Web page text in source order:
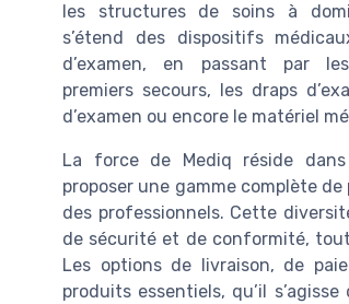
les structures de soins à
s’étend des dispositifs
d’examen, en passant par
premiers secours, les draps
d’examen ou encore le matériel
La force de Mediq réside
proposer une gamme complète
des professionnels. Cette
de sécurité et de conformité,
Les options de livraison, de
produits essentiels, qu’il